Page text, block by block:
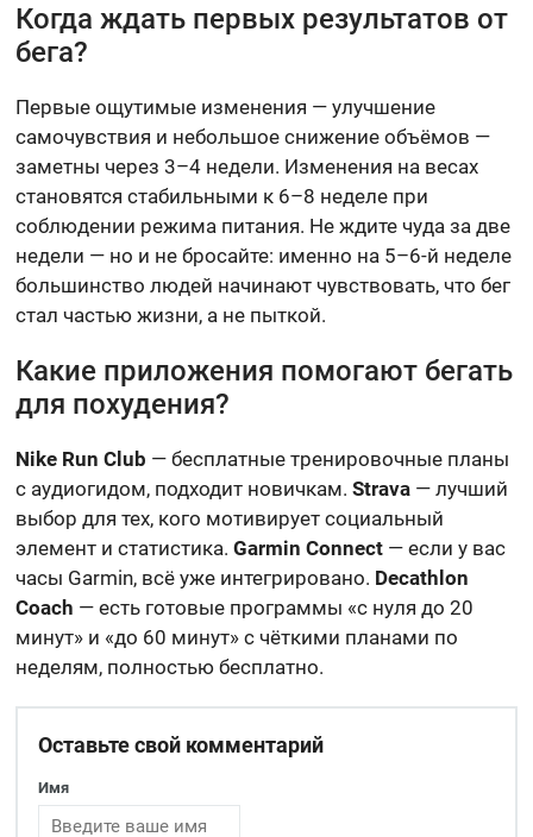
Когда ждать первых результатов от
бега?
Первые ощутимые изменения — улучшение
самочувствия и небольшое снижение объёмов —
заметны через 3–4 недели. Изменения на весах
становятся стабильными к 6–8 неделе при
соблюдении режима питания. Не ждите чуда за две
недели — но и не бросайте: именно на 5–6-й неделе
большинство людей начинают чувствовать, что бег
стал частью жизни, а не пыткой.
Какие приложения помогают бегать
для похудения?
Nike Run Club — бесплатные тренировочные планы
с аудиогидом, подходит новичкам.Strava — лучший
выбор для тех, кого мотивирует социальный
элемент и статистика.Garmin Connect — если у вас
часы Garmin, всё уже интегрировано. Decathlon
Coach — есть готовые программы «с нуля до 20
минут» и «до 60 минут» с чёткими планами по
неделям, полностью бесплатно.
Оставьте свой комментарий
Имя